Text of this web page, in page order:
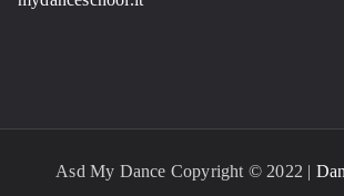
Asd My Dance Copyright © 2022 |